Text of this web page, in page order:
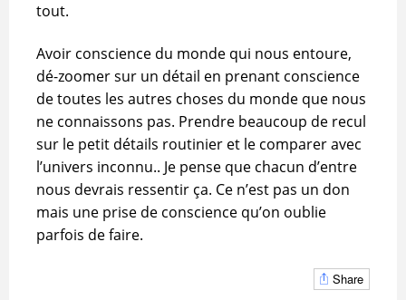
tout.
Avoir conscience du monde qui nous entoure,
dé-zoomer sur un détail en prenant conscience
de toutes les autres choses du monde que nous
ne connaissons pas. Prendre beaucoup de recul
sur le petit détails routinier et le comparer avec
l’univers inconnu.. Je pense que chacun d’entre
nous devrais ressentir ça. Ce n’est pas un don
mais une prise de conscience qu’on oublie
parfois de faire.
Share